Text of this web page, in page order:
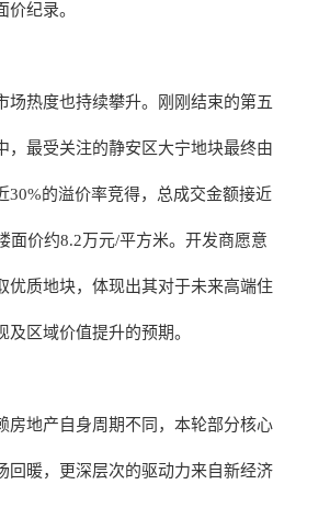
价纪录。
场热度也持续攀升。刚刚结束的第五
，最受关注的静安区大宁地块最终由
30%的溢价率竞得，总成交金额接近
面价约8.2万元/平方米。开发商愿意
优质地块，体现出其对于未来高端住
及区域价值提升的预期。
房地产自身周期不同，本轮部分核心
回暖，更深层次的驱动力来自新经济